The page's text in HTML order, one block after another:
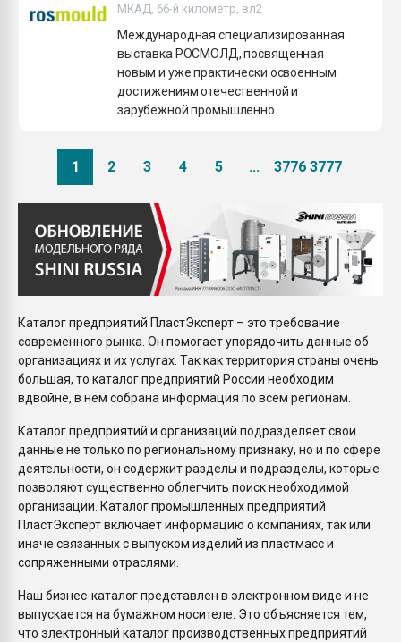
МКАД, 66-й километр, вл2
Международная специализированная
выставка РОСМОЛД, посвященная
новым и уже практически освоенным
достижениям отечественной и
зарубежной промышленно...
1 2 3 4 5 ... 3776 3777
Каталог предприятий ПластЭксперт – это требование
современного рынка. Он помогает упорядочить данные об
организациях и их услугах. Так как территория страны очень
большая, то каталог предприятий России необходим
вдвойне, в нем собрана информация по всем регионам.
Каталог предприятий и организаций подразделяет свои
данные не только по региональному признаку, но и по сфере
деятельности, он содержит разделы и подразделы, которые
позволяют существенно облегчить поиск необходимой
организации. Каталог промышленных предприятий
ПластЭксперт включает информацию о компаниях, так или
иначе связанных с выпуском изделий из пластмасс и
сопряженными отраслями.
Наш бизнес-каталог представлен в электронном виде и не
выпускается на бумажном носителе. Это объясняется тем,
что электронный каталог производственных предприятий